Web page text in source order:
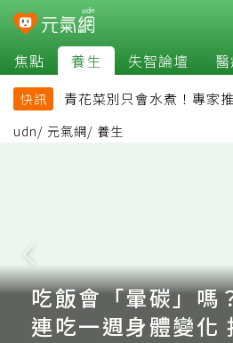
焦點 養生 失智論壇
快訊 青花菜別只會水煮！專家
udn/ 元氣網/ 養生
吃飯會「暈碳」嗎
連吃一週身體變化